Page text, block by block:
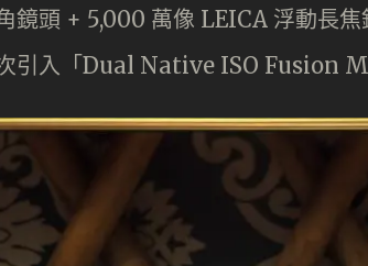
鏡頭 + 5,000 萬像 LEICA 浮動⻑
引⼊「Dual Native ISO Fusion